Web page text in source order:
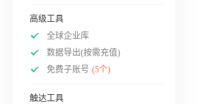
高级工具
全球企业库
数据导出(按需充值)
免费子账号 (5个)
触达工具